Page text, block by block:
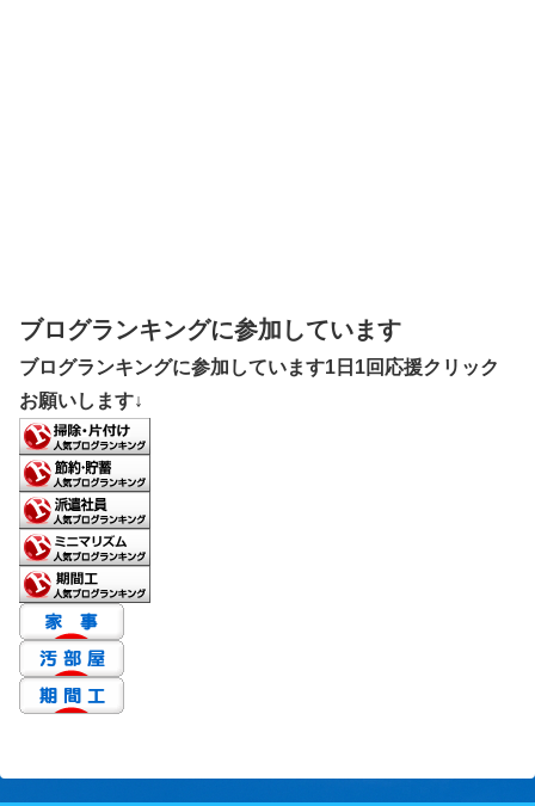
ブログランキングに参加しています
ブログランキングに参加しています1日1回応援クリック
お願いします↓